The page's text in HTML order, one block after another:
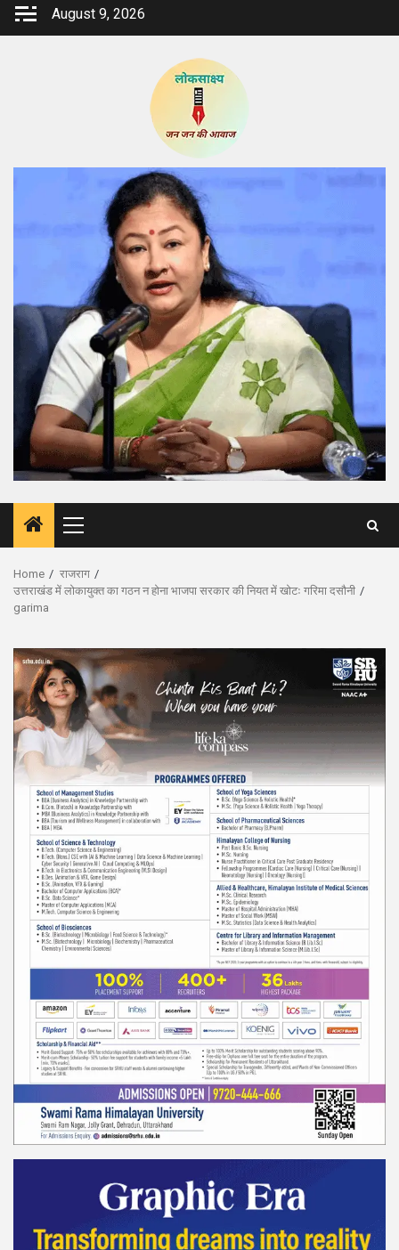
Skip
August 9, 2026
Primary
Menu
Home
राजराग
उत्तराखंड में लोकायुक्त का गठन न होना भाजपा सरकार की नियत में खोटः गरिमा दसौनी
garima